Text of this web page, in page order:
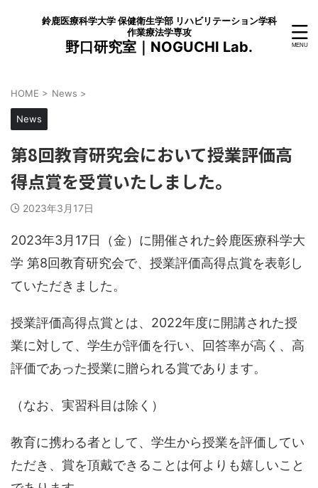
鈴鹿医療科学大学 保健衛生学部 リハビリテーション学科
作業療法学専攻
野口研究室｜NOGUCHI Lab.
HOME > News >
News
第8回教育研究会において授業評価高
得点賞を受賞いたしました。
2023年3月17日
2023年3月17日（金）に開催された鈴鹿医療科学大
学 第8回教育研究会で、授業評価高得点賞を表彰し
ていただきました。
授業評価高得点賞とは、2022年度に開講された授
業に対して、学生が評価を行い、回答率が高く、高
評価であった授業に贈られる賞であります。
（なお、実習科目は除く）
教育に携わる者として、学生から授業を評価してい
ただき、賞を頂戴できることは何よりも嬉しいこと